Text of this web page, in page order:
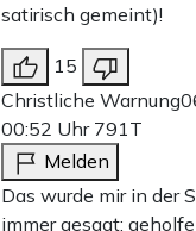
satirisch gemeint)!
15
Christliche Warnung
00:52 Uhr 791T
Melden
Das wurde mir in der
immer gesagt;